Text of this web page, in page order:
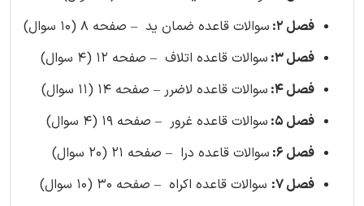
فصل 2:
سوالات قاعده ضمان ید – صفحه 8 (10 سوال)
فصل 3:
سوالات قاعده اتلاف – صفحه 12 (4 سوال)
فصل 4:
سوالات قاعده لاضرر – صفحه 14 (11 سوال)
فصل 5:
سوالات قاعده غرور – صفحه 19 (4 سوال)
فصل 6:
سوالات قاعده درا – صفحه 21 (20 سوال)
فصل 7:
سوالات قاعده اکراه – صفحه 30 (10 سوال)